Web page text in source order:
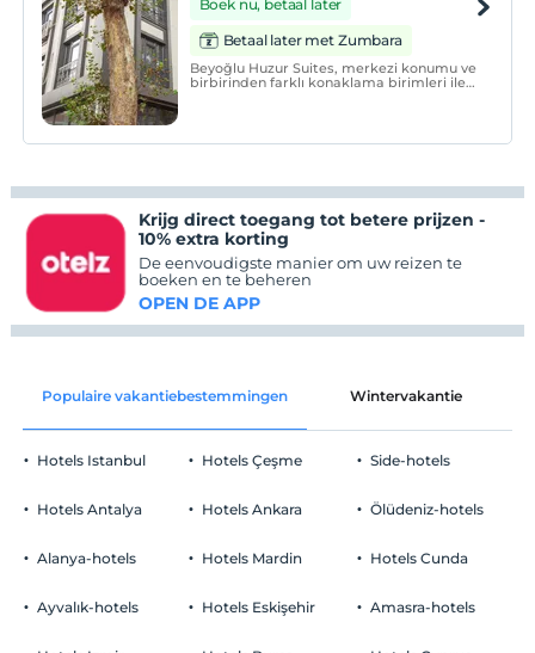
Boek nu, betaal later
Betaal later met Zumbara
Beyoğlu Huzur Suites, merkezi konumu ve
birbirinden farklı konaklama birimleri ile
Krijg direct toegang tot betere prijzen -
10% extra korting
De eenvoudigste manier om uw reizen te
boeken en te beheren
OPEN DE APP
Populaire vakantiebestemmingen Wintervakantie
Hotels Istanbul
Hotels Antalya
Alanya-hotels
Ayvalık-hotels
Hotels Çeşme
Hotels Ankara
Hotels Mardin
Hotels Eskişehir
Side-hotels
Ölüdeniz-hotels
Hotels Cunda
Amasra-hotels